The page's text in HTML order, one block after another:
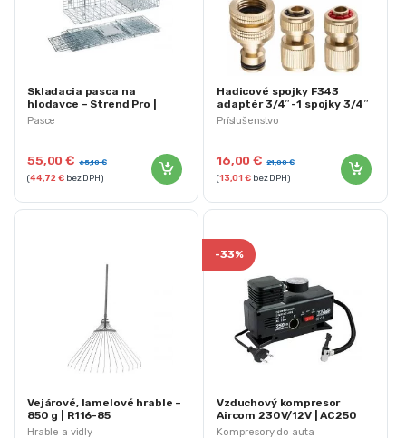
Pasce
Skladacia pasca na
hlodavce – Strend Pro |
79x28x33 cm
55,00€ 65,10€
(44,72€bez DPH)
Príslušenstvo
Hadicové spojky F343
adaptér 3/4″-1 spojky 3/4″
dýza
16,00€ 21,00€
(13,01€bez DPH)
Hrable a vidly
Vejárové, lamelové hrable –
850 g | R116-85
Kompresory do auta
-33%
Vzduchový kompresor
Aircom 230V/12V | AC250